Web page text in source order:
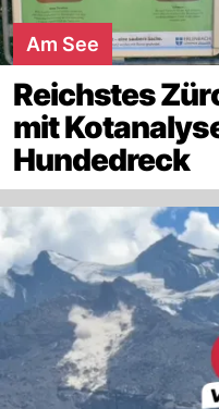
Am See
Reichstes
mit
Hundedreck